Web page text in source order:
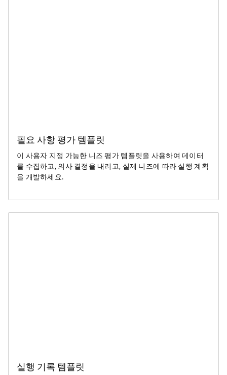
필요 사항 평가 템플릿
이 사용자 지정 가능한 니즈 평가 템플릿을 사용하여 데이터
를 수집하고, 의사 결정을 내리고, 실제 니즈에 따라 실행 계획
을 개발하세요.
실행 기록 템플릿